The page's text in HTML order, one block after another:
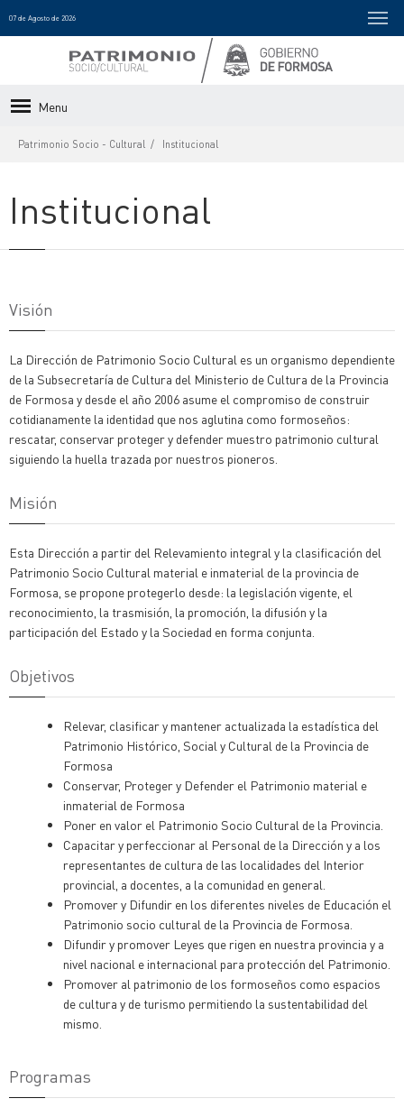
07 de Agosto de 2026
Menu
Patrimonio Socio - Cultural Institucional
Institucional
Visión
La Dirección de Patrimonio Socio Cultural es un organismo dependiente
de la Subsecretaría de Cultura del Ministerio de Cultura de la Provincia
de Formosa y desde el año 2006 asume el compromiso de construir
cotidianamente la identidad que nos aglutina como formoseños:
rescatar, conservar proteger y defender muestro patrimonio cultural
siguiendo la huella trazada por nuestros pioneros.
Misión
Esta Dirección a partir del Relevamiento integral y la clasificación del
Patrimonio Socio Cultural material e inmaterial de la provincia de
Formosa, se propone protegerlo desde: la legislación vigente, el
reconocimiento, la trasmisión, la promoción, la difusión y la
participación del Estado y la Sociedad en forma conjunta.
Objetivos
Relevar, clasificar y mantener actualizada la estadística del
Patrimonio Histórico, Social y Cultural de la Provincia de
Formosa
Conservar, Proteger y Defender el Patrimonio material e
inmaterial de Formosa
Poner en valor el Patrimonio Socio Cultural de la Provincia.
Capacitar y perfeccionar al Personal de la Dirección y a los
representantes de cultura de las localidades del Interior
provincial, a docentes, a la comunidad en general.
Promover y Difundir en los diferentes niveles de Educación el
Patrimonio socio cultural de la Provincia de Formosa.
Difundir y promover Leyes que rigen en nuestra provincia y a
nivel nacional e internacional para protección del Patrimonio.
Promover al patrimonio de los formoseños como espacios
de cultura y de turismo permitiendo la sustentabilidad del
mismo.
Programas